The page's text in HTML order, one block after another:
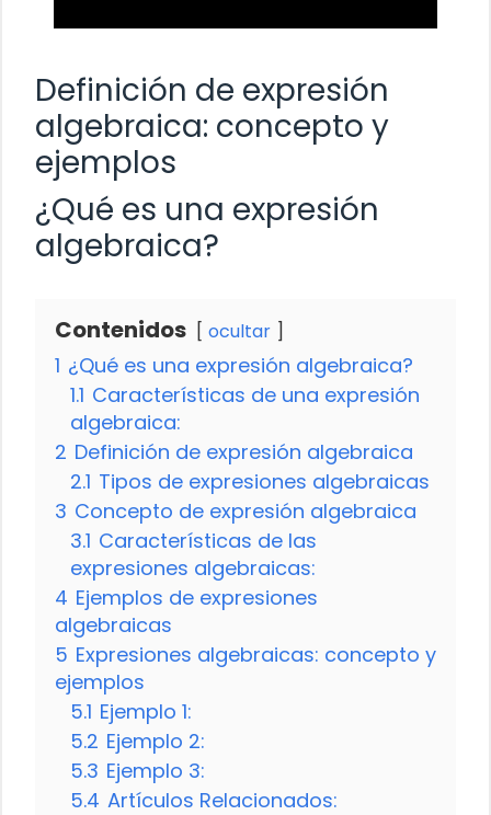
Definición de expresión
algebraica: concepto y
ejemplos
¿Qué es una expresión
algebraica?
Contenidos ocultar
1 ¿Qué es una expresión algebraica?
1.1 Características de una expresión
algebraica:
2 Definición de expresión algebraica
2.1 Tipos de expresiones algebraicas
3 Concepto de expresión algebraica
3.1 Características de las
expresiones algebraicas:
4 Ejemplos de expresiones
algebraicas
5 Expresiones algebraicas: concepto y
ejemplos
5.1 Ejemplo 1:
5.2 Ejemplo 2:
5.3 Ejemplo 3:
5.4 Artículos Relacionados: